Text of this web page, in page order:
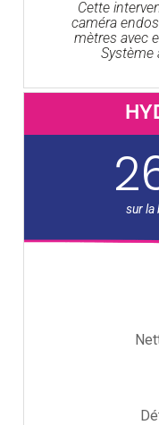
Cette
caméra
mètres avec
Système